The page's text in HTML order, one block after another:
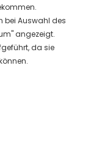
bei Auswahl des
angezeigt.
da sie